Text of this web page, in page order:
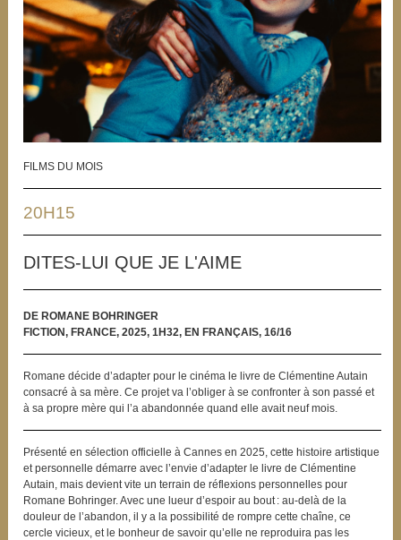
FILMS DU MOIS
20H15
DITES-LUI QUE JE L'AIME
DE ROMANE BOHRINGER
FICTION, FRANCE, 2025, 1H32, EN FRANÇAIS, 16/16
Romane décide d’adapter pour le cinéma le livre de Clémentine Autain
consacré à sa mère. Ce projet va l’obliger à se confronter à son passé et
à sa propre mère qui l’a abandonnée quand elle avait neuf mois.
Présenté en sélection officielle à Cannes en 2025, cette histoire artistique
et personnelle démarre avec l’envie d’adapter le livre de Clémentine
Autain, mais devient vite un terrain de réflexions personnelles pour
Romane Bohringer. Avec une lueur d’espoir au bout : au-delà de la
douleur de l’abandon, il y a la possibilité de rompre cette chaîne, ce
cercle vicieux, et le bonheur de savoir qu’elle ne reproduira pas les